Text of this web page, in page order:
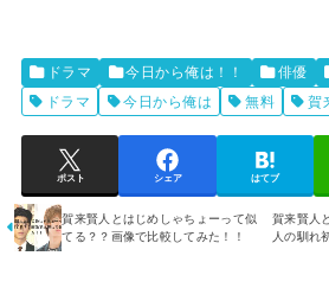
ドラマ 今日から俺は！！ 俳優
ドラマ
今日から俺は 無料 賀
ポスト シェア はてブ
賀来賢人とはじめしゃちょーって似
てる？？画像で比較してみた！！
賀来賢人
人の馴れ